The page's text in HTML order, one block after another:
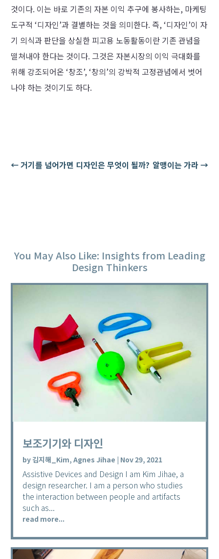
것이다. 이는 바로 기존의 자본 이익 추구에 봉사하는, 마케팅
도구적 ‘디자인’과 결별하는 것을 의미한다. 즉, ‘디자인’이 자
기 의식과 판단을 상실한 피고용 노동활동이란 기존 관념을
떨쳐내야 한다는 것이다. 그것은 자본시장의 이익 극대화를
위해 강조되어온 ‘창조’, ‘창의’의 강박적 고정관념에서 벗어
나야 하는 것이기도 하다.
←거기를 넘어가면 디자인은 무엇이 될까? 알맹이는 가라→
You May Also Like: Insights from Leading
Design Thinkers
보조기기와 디자인
by김지해_Kim, Agnes Jihae | Nov 29, 2021
Assistive Devices and Design I am Kim Jihae, a
design researcher. I am a person who studies
the interaction between people and artifacts
such as...
read more...